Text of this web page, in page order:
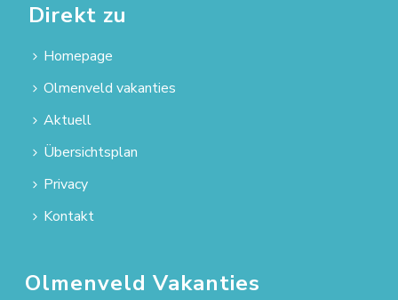
Direkt zu
Homepage
Olmenveld vakanties
Aktuell
Übersichtsplan
Privacy
Kontakt
Olmenveld Vakanties